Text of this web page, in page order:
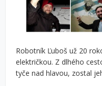
Robotník Ľuboš už 20
električkou. Z dlhého
tyče nad hlavou, zostal